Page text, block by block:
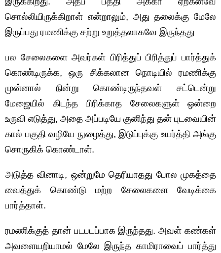
சொல்லியிருக்கிறாள் என்றாலும், அது தலைக்கு மேலே
இருப்பது ரமணிக்கு சற்று உறுத்தலாகவே இருந்தது
பல சேலைகளை அவர்கள் பிரித்துப் பிரித்துப் பார்த்துக்
கொண்டிருக்க, ஒரு சிக்கலான நொடியில் ரமணிக்கு
முன்னால் நின்று கொண்டிருந்தவள் சட்டென்று
மேஜையில் கிடந்த பிரிக்காத சேலைகளுள் ஒன்றை
உருவி எடுத்து, அதை அப்படியே குனிந்து தன் புடவையின்
கால் பகுதி வழியே நுழைத்து, இடுப்புக்கு உயர்த்தி அங்கு
சொருகிக் கொண்டாள்.
அடுத்த வினாடி, ஒன்றுமே தெரியாதது போல முகத்தை
வைத்துக் கொண்டு மற்ற சேலைகளை வேடிக்கை
பார்த்தாள்.
ரமணிக்குத் தான் படபடப்பாக இருந்தது. அவள் கண்கள்
அவளையறியாமல் மேலே இருந்த காமிராவைப் பார்த்து